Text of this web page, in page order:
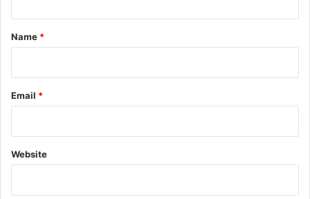
*
Name *
Email *
Website